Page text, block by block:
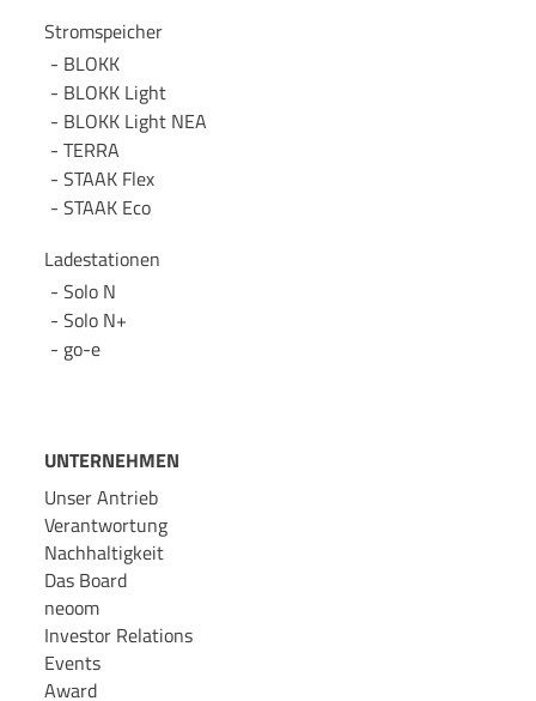
Stromspeicher
BLOKK
BLOKK Light
BLOKK Light NEA
TERRA
STAAK Flex
STAAK Eco
Ladestationen
Solo N
Solo N+
go-e
UNTERNEHMEN
Unser Antrieb
Verantwortung
Nachhaltigkeit
Das Board
neoom
Investor Relations
Events
Award